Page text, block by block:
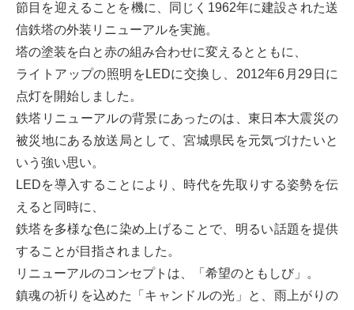
節目を迎えることを機に、同じく1962年に建設された送
信鉄塔の外装リニューアルを実施。
塔の塗装を白と赤の組み合わせに変えるとともに、
ライトアップの照明をLEDに交換し、2012年6月29日に
点灯を開始しました。
鉄塔リニューアルの背景にあったのは、東日本大震災の
被災地にある放送局として、宮城県民を元気づけたいと
いう強い思い。
LEDを導入することにより、時代を先取りする姿勢を伝
えると同時に、
鉄塔を多様な色に染め上げることで、明るい話題を提供
することが目指されました。
リニューアルのコンセプトは、「希望のともしび」。
鎮魂の祈りを込めた「キャンドルの光」と、雨上がりの